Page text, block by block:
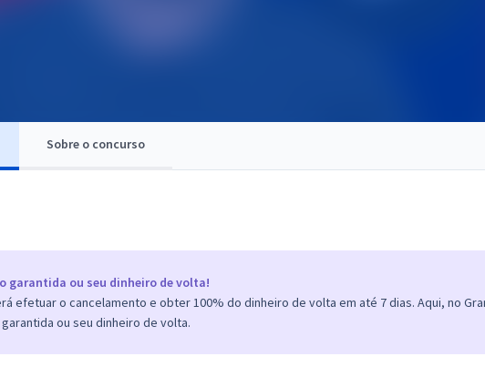
Sobre o concurso
garantida ou seu dinheiro de volta!
efetuar o cancelamento e obter 100% do dinheiro de volta em até 7 dias. Aqui, no
ou seu dinheiro de volta.